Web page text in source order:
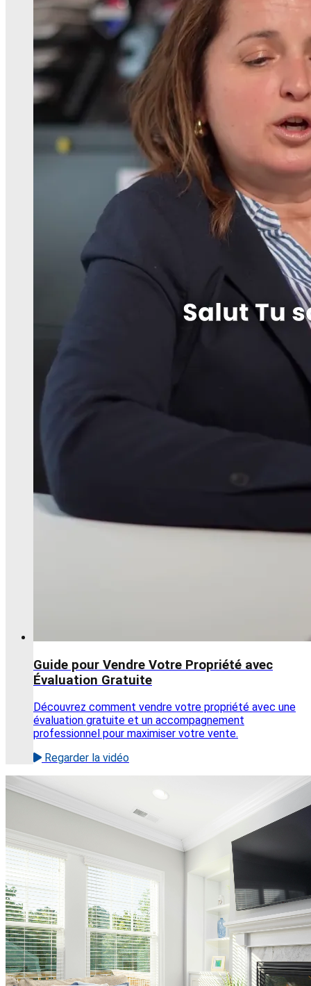
Guide pour Vendre Votre Propriété avec
Évaluation Gratuite
Découvrez comment vendre votre propriété avec une
évaluation gratuite et un accompagnement
professionnel pour maximiser votre vente.
Regarder la vidéo